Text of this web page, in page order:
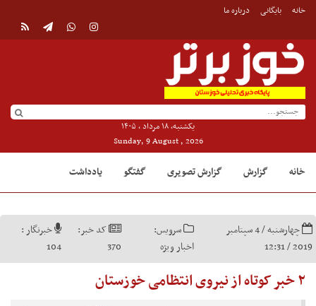
خانه بایگانی درباره ما
یکشنبه, ۱۸ مرداد , ۱۴۰۵
Sunday, 9 August , 2026
خانه گزارش گزارش تصویری گفتگو یادداشت
چهارشنبه / 4 سپتامبر
2019 / 12:31
سرویس:
اخبار ویژه
کد خبر:
370
خبرنگار :
104
۲ خبر کوتاه از نیروی انتظامی خوزستان